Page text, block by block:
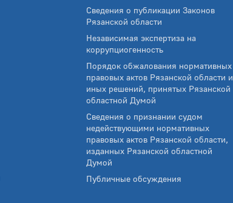
Сведения о публикации Законов
Рязанской области
Независимая экспертиза на
коррупциогенность
Порядок обжалования нормативных
правовых актов Рязанской области и
иных решений, принятых Рязанской
областной Думой
Сведения о признании судом
недействующими нормативных
правовых актов Рязанской области,
изданных Рязанской областной
Думой
Публичные обсуждения